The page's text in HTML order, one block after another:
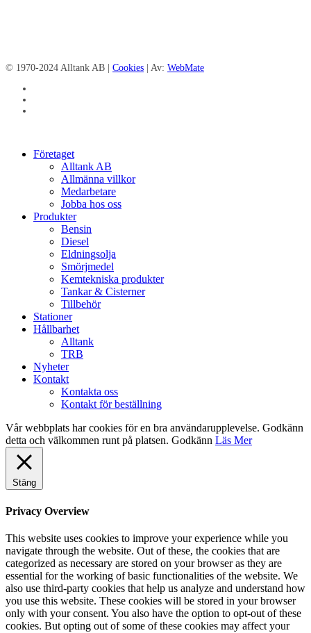
© 1970-2024 Alltank AB | Cookies | Av: WebMate
Close
Företaget
Alltank AB
Allmänna villkor
Medarbetare
Jobba hos oss
Produkter
Bensin
Diesel
Eldningsolja
Smörjmedel
Kemtekniska produkter
Tankar & Cisterner
Tillbehör
Stationer
Hållbarhet
Alltank
TRB
Nyheter
Kontakt
Kontakta oss
Kontakt för beställning
Vår webbplats har cookies för en bra användarupplevelse. Godkänn
detta och välkommen runt på platsen. Godkänn Läs Mer
Stäng
Privacy Overview
This website uses cookies to improve your experience while you
navigate through the website. Out of these, the cookies that are
categorized as necessary are stored on your browser as they are
essential for the working of basic functionalities of the website. We
also use third-party cookies that help us analyze and understand how
you use this website. These cookies will be stored in your browser
only with your consent. You also have the option to opt-out of these
cookies. But opting out of some of these cookies may affect your